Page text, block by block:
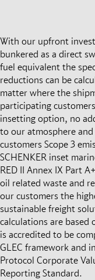
With our upfront
bunkered as a direct
fuel equivalent the
reductions can be
matter where the
participating
insetting option, no
to our atmosphere
customers Scope 3
SCHENKER inset
RED II Annex IX Part
oil related waste and
our customers the
sustainable freight
calculations are based
is accredited to be
GLEC framework and
Protocol Corporate
Reporting Standard.